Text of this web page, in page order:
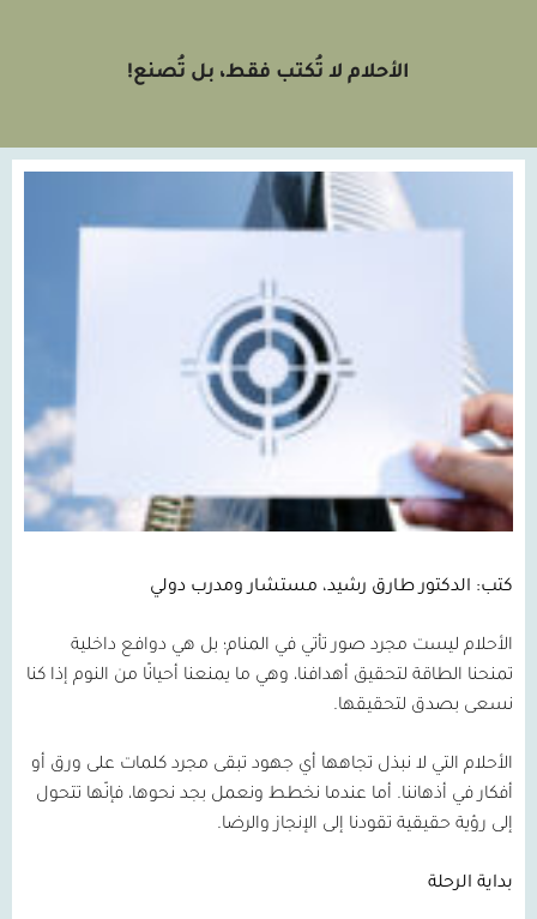
الأحلام لا تُكتب فقط، بل تُصنع!
كتب: الدكتور طارق رشيد، مستشار ومدرب دولي
الأحلام ليست مجرد صور تأتي في المنام؛ بل هي دوافع داخلية
تمنحنا الطاقة لتحقيق أهدافنا، وهي ما يمنعنا أحيانًا من النوم إذا كنا
نسعى بصدق لتحقيقها.
الأحلام التي لا نبذل تجاهها أي جهود تبقى مجرد كلمات على ورق أو
أفكار في أذهاننا. أما عندما نخطط ونعمل بجد نحوها، فإنّها تتحول
إلى رؤية حقيقية تقودنا إلى الإنجاز والرضا.
بداية الرحلة